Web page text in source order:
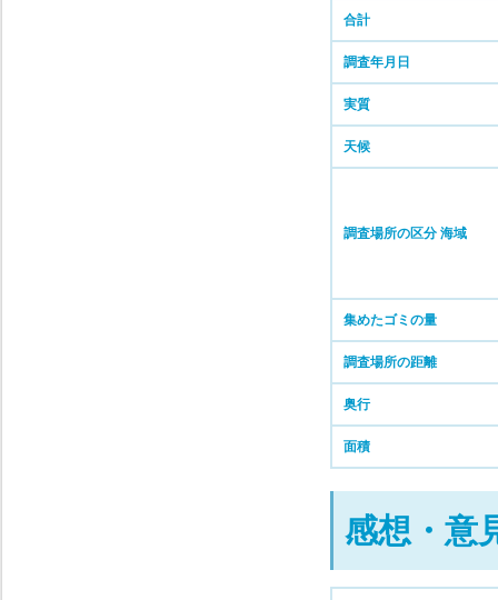
合計
調査年月日
実質
天候
調査場所の区分 海域
集めたゴミの量
調査場所の距離
奥行
面積
感想・意